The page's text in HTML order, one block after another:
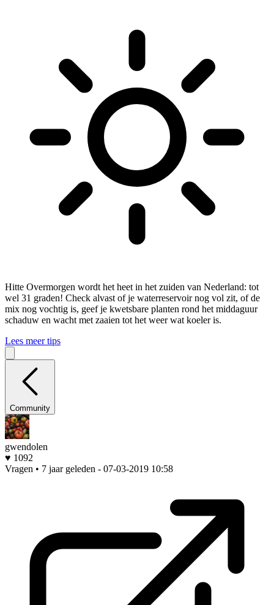
Hitte Overmorgen wordt het heet in het zuiden van Nederland: tot
wel 31 graden! Check alvast of je waterreservoir nog vol zit, of de
mix nog vochtig is, geef je kwetsbare planten rond het middaguur
schaduw en wacht met zaaien tot het weer wat koeler is.
Lees meer tips
Community
gwendolen
♥ 1092
Vragen • 7 jaar geleden - 07-03-2019 10:58